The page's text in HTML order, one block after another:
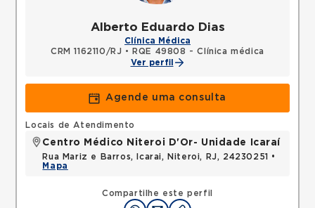
Alberto Eduardo Dias
Clínica Médica
CRM 1162110/RJ •
RQE 49808 - Clínica médica
Ver perfil
Agende uma consulta
Compartilhe este perfil
Locais de Atendimento
Centro Médico Niteroi D'Or- Unidade Icaraí
Rua Mariz e Barros, Icarai, Niteroi, RJ, 24230251 •
Mapa